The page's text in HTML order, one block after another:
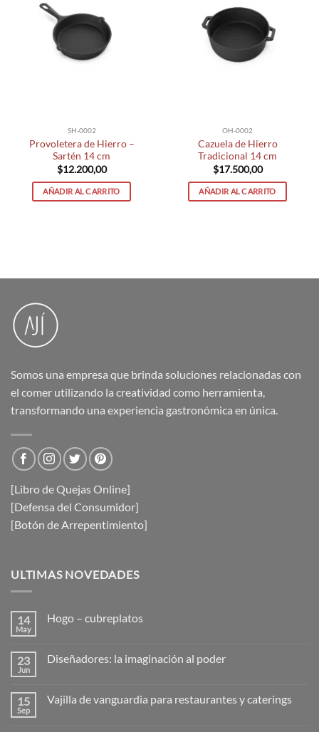
SH-0002
Provoletera de Hierro –
Sartén 14 cm
$12.200,00
AÑADIR AL CARRITO
OH-0002
Cazuela de Hierro
Tradicional 14 cm
$17.500,00
AÑADIR AL CARRITO
Somos una empresa que brinda soluciones relacionadas con
el comer utilizando la creatividad como herramienta,
transformando una experiencia gastronómica en única.
[Libro de Quejas Online]
[Defensa del Consumidor]
[Botón de Arrepentimiento]
ULTIMAS NOVEDADES
14
May
Hogo – cubreplatos
en
23
Jun
Diseñadores: la imaginación al poder
en
15
Sep
Vajilla de vanguardia para restaurantes y caterings